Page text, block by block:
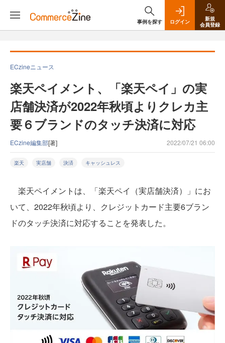
事例を探す ログイン
新規
会員登録
ECzineニュース
楽天ペイメント、「楽天ペイ」の実
店舗決済が2022年秋頃よりクレカ主
要６ブランドのタッチ決済に対応
ECzine編集部[著] 2022/07/21 06:00
楽天 実店舗 決済 キャッシュレス
楽天ペイメントは、「楽天ペイ（実店舗決済）」にお
いて、2022年秋頃より、クレジットカード主要6ブラン
ドのタッチ決済に対応することを発表した。